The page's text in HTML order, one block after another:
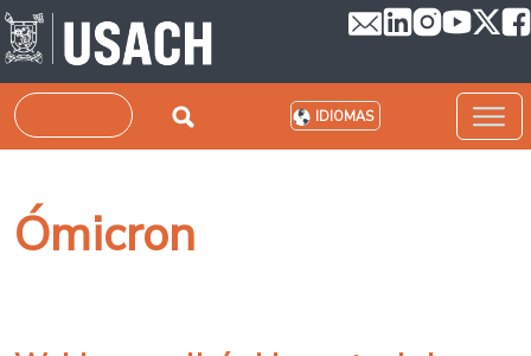
Pasar al contenido principal
Buscar IDIOMAS
Ómicron